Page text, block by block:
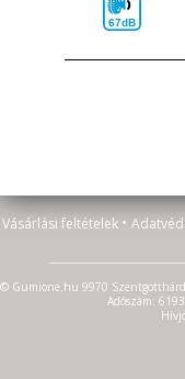
67dB
Vásárlási feltételek •
© Gumione.hu 9970 Szentgotthárd
Adószám: